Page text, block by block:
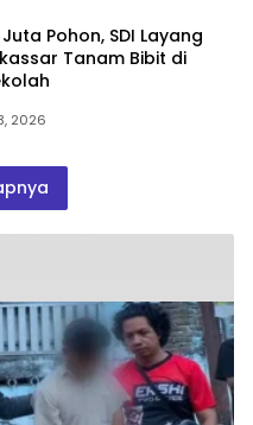
Pohon, SDI Layang
Tanam Bibit di
2026